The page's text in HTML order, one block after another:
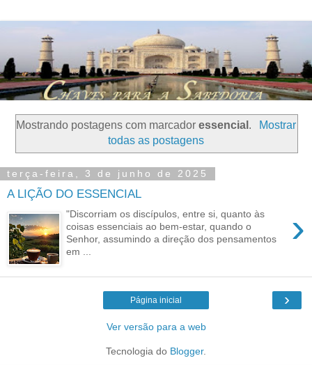
Mostrando postagens com marcadoressencial .
Mostrar
todas as postagens
terça-feira, 3 de junho de 2025
A LIÇÃO DO ESSENCIAL
›
"Discorriam os discípulos, entre si, quanto às
coisas essenciais ao bem-estar, quando o
Senhor, assumindo a direção dos pensamentos
em ...
›
Página inicial
Ver versão para a web
Tecnologia do Blogger.